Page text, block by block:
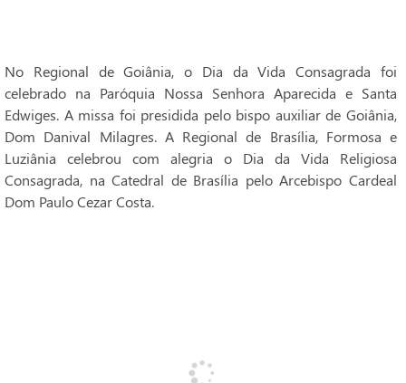
No Regional de Goiânia, o Dia da Vida Consagrada foi
celebrado na Paróquia Nossa Senhora Aparecida e Santa
Edwiges. A missa foi presidida pelo bispo auxiliar de Goiânia,
Dom Danival Milagres. A Regional de Brasília, Formosa e
Luziânia celebrou com alegria o Dia da Vida Religiosa
Consagrada, na Catedral de Brasília pelo Arcebispo Cardeal
Dom Paulo Cezar Costa.